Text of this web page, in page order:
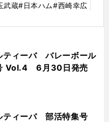
武蔵#日本ハム#西崎幸広
ティーバ バレーボール
Vol.4 6月30日発売
ティーバ 部活特集号